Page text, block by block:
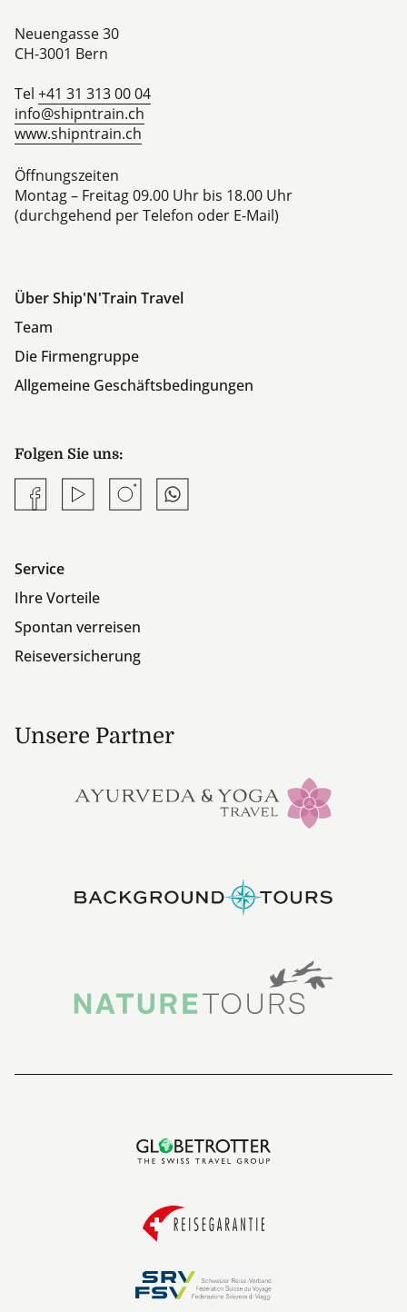
Neuengasse 30
CH-3001 Bern
Tel +41 31 313 00 04
info@shipntrain.ch
www.shipntrain.ch
Öffnungszeiten
Montag – Freitag 09.00 Uhr bis 18.00 Uhr
(durchgehend per Telefon oder E-Mail)
Über Ship'N'Train Travel
Team
Die Firmengruppe
Allgemeine Geschäftsbedingungen
Folgen Sie uns:
FacebookYouTubeInstagramWhatsapp
Service
Ihre Vorteile
Spontan verreisen
Reiseversicherung
Unsere Partner